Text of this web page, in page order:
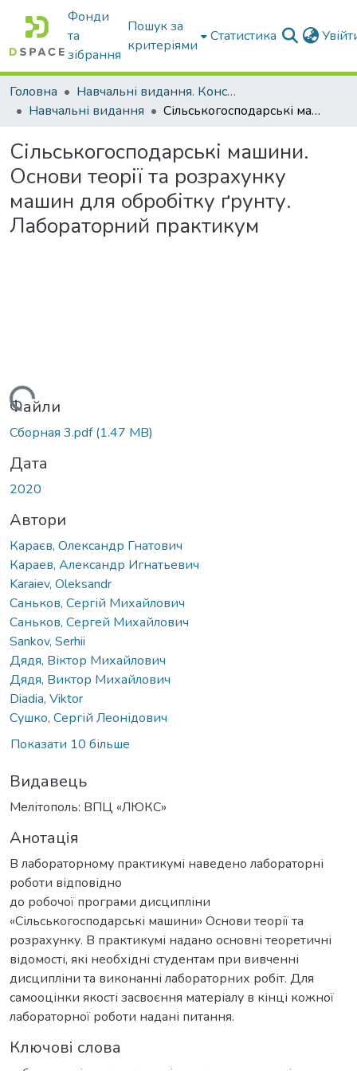
Фонди
та
зібрання
Пошук за
критеріями
Статистика
Головна
Навчальні видання. Конспекти лекцій
Навчальні видання
Сільськогосподарські машини. Основи теорії та розрахунку машин для обробітку ґрунту. Лабораторний практикум
Сільськогосподарські машини.
Основи теорії та розрахунку
машин для обробітку ґрунту.
Лабораторний практикум
Файли
Сборная 3.pdf(1.47 MB)
Дата
2020
Автори
Караєв, Олександр Гнатович
Караев, Александр Игнатьевич
Karaiev, Oleksandr
Саньков, Сергій Михайлович
Саньков, Сергей Михайлович
Sankov, Serhii
Дядя, Віктор Михайлович
Дядя, Виктор Михайлович
Diadia, Viktor
Сушко, Сергій Леонідович
Показати 10 більше
Видавець
Мелітополь: ВПЦ «ЛЮКС»
Анотація
В лабораторному практикумі наведено лабораторні
роботи відповідно
до робочої програми дисципліни
«Сільськогосподарські машини» Основи теорії та
розрахунку. В практикумі надано основні теоретичні
відомості, які необхідні студентам при вивченні
дисципліни та виконанні лабораторних робіт. Для
самооцінки якості засвоєння матеріалу в кінці кожної
лабораторної роботи надані питання.
Ключові слова